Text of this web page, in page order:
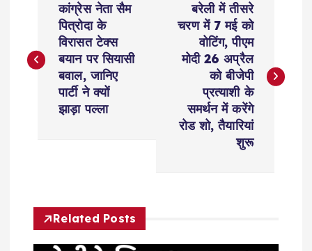
s
v
कांग्रेस नेता सैम
पित्रोदा के
विरासत टेक्स
बयान पर सियासी
बवाल, जानिए
पार्टी ने क्यों
झाड़ा पल्ला
बरेली में तीसरे
चरण में 7 मई को
वोटिंग, पीएम
मोदी 26 अप्रैल
को बीजेपी
प्रत्याशी के
समर्थन में करेंगे
रोड शो, तैयारियां
शुरू
Related Posts